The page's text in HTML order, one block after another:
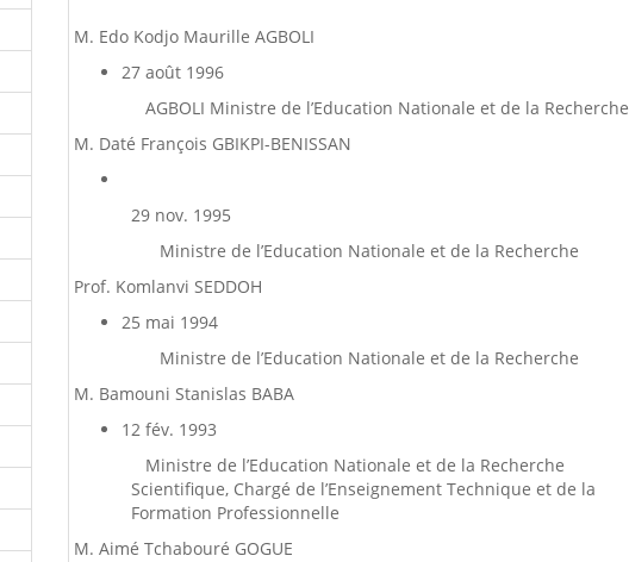
M. Edo Kodjo Maurille AGBOLI
27 août 1996
AGBOLI Ministre de l’Education Nationale et de la Recherche
M. Daté François GBIKPI-BENISSAN
29 nov. 1995
Ministre de l’Education Nationale et de la Recherche
Prof. Komlanvi SEDDOH
25 mai 1994
Ministre de l’Education Nationale et de la Recherche
M. Bamouni Stanislas BABA
12 fév. 1993
Ministre de l’Education Nationale et de la Recherche
Scientifique, Chargé de l’Enseignement Technique et de la
Formation Professionnelle
M. Aimé Tchabouré GOGUE